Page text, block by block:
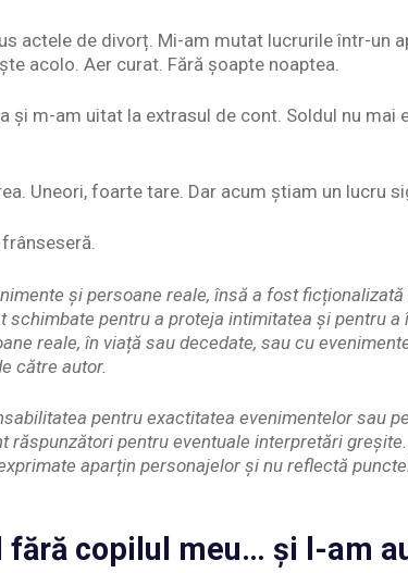
actele de divorț. Mi-am mutat lucrurile într-un
acolo. Aer curat. Fără șoapte noaptea.
m-am uitat la extrasul de cont. Soldul nu mai
Uneori, foarte tare. Dar acum știam un lucru
și persoane reale, însă a fost ficționalizată
schimbate pentru a proteja intimitatea și pentru a
reale, în viață sau decedate, sau cu
către autor.
pentru exactitatea evenimentelor sau
răspunzători pentru eventuale interpretări
aparțin personajelor și nu reflectă
copilul meu… și l-am